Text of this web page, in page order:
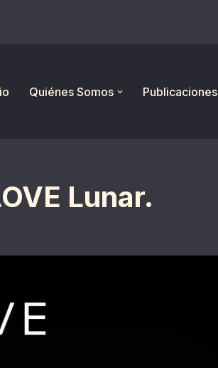
Quiénes Somos Publicaciones
Lunar.